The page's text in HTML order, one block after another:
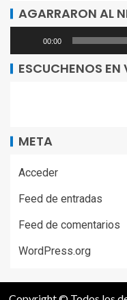
de
audio
AGARRARON AL
Reproductor
de
00:00
ESCUCHENOS
META
Acceder
Feed de entradas
Feed de comentarios
WordPress.org